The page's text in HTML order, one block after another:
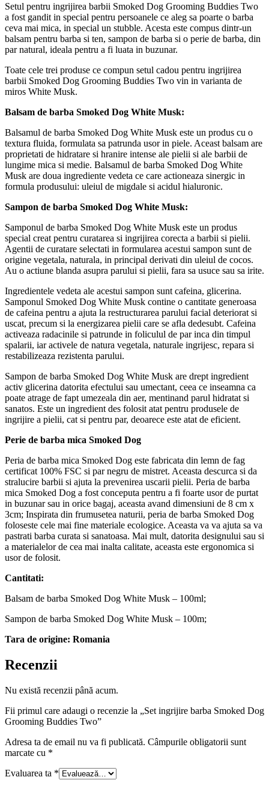
Setul pentru ingrijirea barbii Smoked Dog Grooming Buddies Two
a fost gandit in special pentru persoanele ce aleg sa poarte o barba
ceva mai mica, in special un stubble. Acesta este compus dintr-un
balsam pentru barba si ten, sampon de barba si o perie de barba, din
par natural, ideala pentru a fi luata in buzunar.
Toate cele trei produse ce compun setul cadou pentru ingrijirea
barbii Smoked Dog Grooming Buddies Two vin in varianta de
miros White Musk.
Balsam de barba Smoked Dog White Musk:
Balsamul de barba Smoked Dog White Musk este un produs cu o
textura fluida, formulata sa patrunda usor in piele. Aceast balsam are
proprietati de hidratare si hranire intense ale pielii si ale barbii de
lungime mica si medie. Balsamul de barba Smoked Dog White
Musk are doua ingrediente vedeta ce care actioneaza sinergic in
formula produsului: uleiul de migdale si acidul hialuronic.
Sampon de barba Smoked Dog White Musk:
Samponul de barba Smoked Dog White Musk este un produs
special creat pentru curatarea si ingrijirea corecta a barbii si pielii.
Agentii de curatare selectati in formularea acestui sampon sunt de
origine vegetala, naturala, in principal derivati din uleiul de cocos.
Au o actiune blanda asupra parului si pielii, fara sa usuce sau sa irite.
Ingredientele vedeta ale acestui sampon sunt cafeina, glicerina.
Samponul Smoked Dog White Musk contine o cantitate generoasa
de cafeina pentru a ajuta la restructurarea parului facial deteriorat si
uscat, precum si la energizarea pielii care se afla dedesubt. Cafeina
activeaza radacinile si patrunde in foliculul de par inca din timpul
spalarii, iar activele de natura vegetala, naturale ingrijesc, repara si
restabilizeaza rezistenta parului.
Sampon de barba Smoked Dog White Musk are drept ingredient
activ glicerina datorita efectului sau umectant, ceea ce inseamna ca
poate atrage de fapt umezeala din aer, mentinand parul hidratat si
sanatos. Este un ingredient des folosit atat pentru produsele de
ingrijire a pielii, cat si pentru par, deoarece este atat de eficient.
Perie de barba mica Smoked Dog
Peria de barba mica Smoked Dog este fabricata din lemn de fag
certificat 100% FSC si par negru de mistret. Aceasta descurca si da
stralucire barbii si ajuta la prevenirea uscarii pielii. Peria de barba
mica Smoked Dog a fost conceputa pentru a fi foarte usor de purtat
in buzunar sau in orice bagaj, aceasta avand dimensiuni de 8 cm x
3cm; Inspirata din frumusetea naturii, peria de barba Smoked Dog
foloseste cele mai fine materiale ecologice. Aceasta va va ajuta sa va
pastrati barba curata si sanatoasa. Mai mult, datorita designului sau si
a materialelor de cea mai inalta calitate, aceasta este ergonomica si
usor de folosit.
Cantitati:
Balsam de barba Smoked Dog White Musk – 100ml;
Sampon de barba Smoked Dog White Musk – 100m;
Tara de origine: Romania
Recenzii
Nu există recenzii până acum.
Fii primul care adaugi o recenzie la „Set ingrijire barba Smoked Dog
Grooming Buddies Two”
Adresa ta de email nu va fi publicată. Câmpurile obligatorii sunt
marcate cu *
Evaluarea ta *